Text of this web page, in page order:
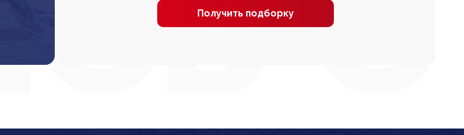
Получить подборку